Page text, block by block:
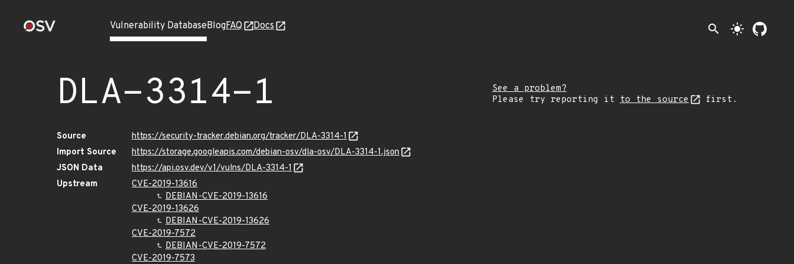
Vulnerability DatabaseBlogFAQ Docs search light_mode
DLA-3314-1
See a problem?
Please try reporting it to the source first.
Source
https://security-tracker.debian.org/tracker/DLA-3314-1
Import Source
https://storage.googleapis.com/debian-osv/dla-osv/DLA-3314-1.json
JSON Data
https://api.osv.dev/v1/vulns/DLA-3314-1
Upstream
CVE-2019-13616
DEBIAN-CVE-2019-13616
CVE-2019-13626
DEBIAN-CVE-2019-13626
CVE-2019-7572
DEBIAN-CVE-2019-7572
CVE-2019-7573